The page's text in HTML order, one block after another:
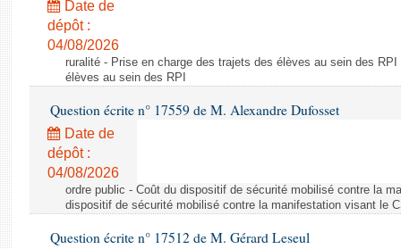
Date de
dépôt :
04/08/2026
ruralité - Prise en charge des trajets des élèves au sein des
élèves au sein des RPI
Question écrite n° 17559 de M. Alexandre Dufosset
Date de
dépôt :
04/08/2026
ordre public - Coût du dispositif de sécurité mobilisé contre la
dispositif de sécurité mobilisé contre la manifestation visant le
Question écrite n° 17512 de M. Gérard Leseul